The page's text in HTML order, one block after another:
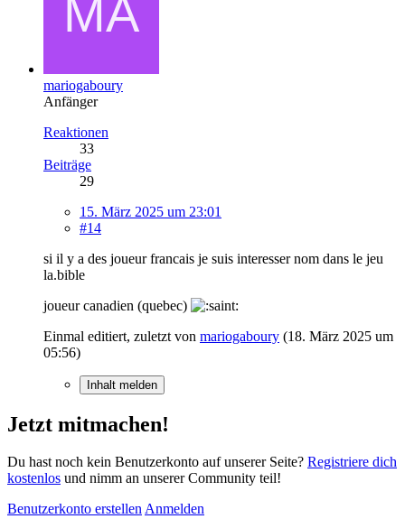
mariogaboury
Anfänger
Reaktionen
33
Beiträge
29
15. März 2025 um 23:01
#14
si il y a des joueur francais je suis interesser nom dans le jeu
la.bible
joueur canadien (quebec)
Einmal editiert, zuletzt von mariogaboury (18. März 2025 um
05:56)
Inhalt melden
Jetzt mitmachen!
Du hast noch kein Benutzerkonto auf unserer Seite? Registriere dich
kostenlos und nimm an unserer Community teil!
Benutzerkonto erstellenAnmelden